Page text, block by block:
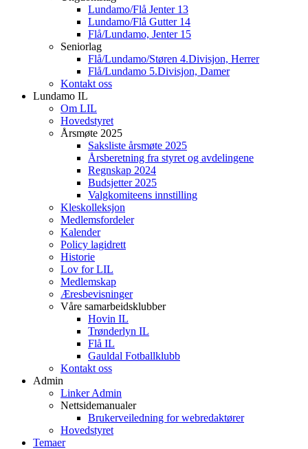
Lundamo/Flå Jenter 13
Lundamo/Flå Gutter 14
Flå/Lundamo, Jenter 15
Seniorlag
Flå/Lundamo/Støren 4.Divisjon, Herrer
Flå/Lundamo 5.Divisjon, Damer
Kontakt oss
Lundamo IL
Om LIL
Hovedstyret
Årsmøte 2025
Saksliste årsmøte 2025
Årsberetning fra styret og avdelingene
Regnskap 2024
Budsjetter 2025
Valgkomiteens innstilling
Kleskolleksjon
Medlemsfordeler
Kalender
Policy lagidrett
Historie
Lov for LIL
Medlemskap
Æresbevisninger
Våre samarbeidsklubber
Hovin IL
Trønderlyn IL
Flå IL
Gauldal Fotballklubb
Kontakt oss
Admin
Linker Admin
Nettsidemanualer
Brukerveiledning for webredaktører
Hovedstyret
Temaer